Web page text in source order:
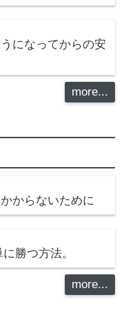
になってからの安
more...
からないために
勝つ方法。
more...